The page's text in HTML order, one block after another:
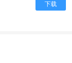
下载